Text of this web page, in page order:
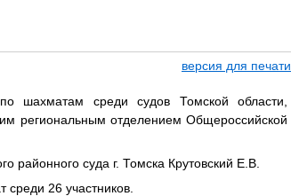
версия для печати
среди судов Томской области,
региональным отделением Общероссийской
районного суда г. Томска Крутовский Е.В.
среди 26 участников.